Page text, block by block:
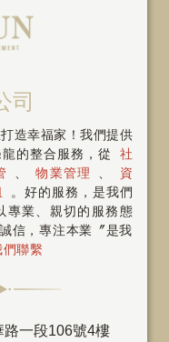
司
造幸福家！我們提供
的整合服務，從
社
物業管理
資
。好的服務，是我們
專業、親切的服務態
信，專注本業〞是我
們聯繫
路一段106號4樓